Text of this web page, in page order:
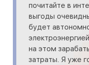
почитайте в
выгоды
будет
на этом
затраты. Я уже